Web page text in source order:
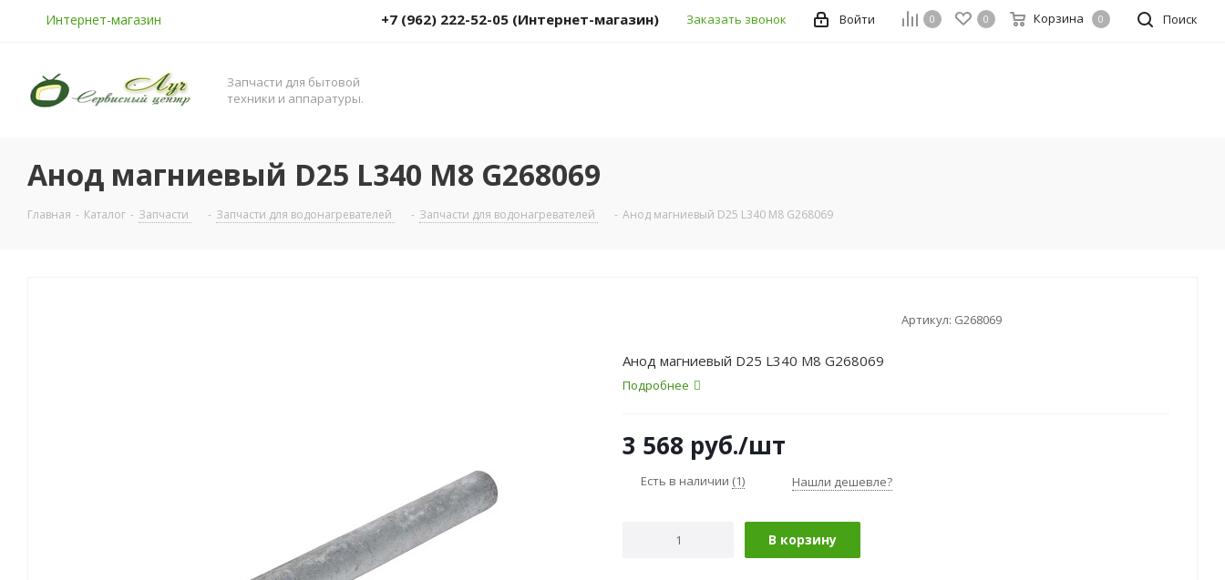
Интернет-магазин Поиск
0 0 Корзина 0
Войти
+7 (962) 222-52-05 (Интернет-магазин) Заказать звонок
Запчасти для бытовой
техники и аппаратуры.
Анод магниевый D25 L340 M8 G268069
Главная - Каталог - Запчасти - Запчасти для водонагревателей - Запчасти для водонагревателей - Анод магниевый D25 L340 M8 G268069
Артикул: G268069
Анод магниевый D25 L340 M8 G268069
Подробнее
3 568 руб./шт
Есть в наличии (1) Нашли дешевле?
В корзину